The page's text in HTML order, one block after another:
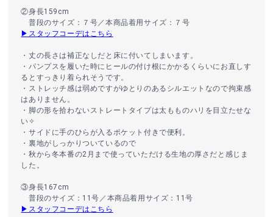
②身長159cm
普段のサイズ：７号／本商品着用サイズ：７号
▶スタッフコーデはこちら
・丈の長さは補正なしだと床に付いてしまいます。
・パンプスを履いた時にヒールの付け根にかかるくらいにお直しす
るとすっきり着られそうです。
・ストレッチ感は弱めですがゆとりのあるシルエットなので拘束感
はありません。
・脚の形を拾わないストレートタイプは太もものハリを目立たせな
い✧
・サイドに手のひらが入るポケット付きで便利。
・裏地がしっかりついているので
・秋から冬本番の2月まで使っていただける生地の厚さだと感じま
した。
③身長167cm
普段のサイズ：11号／本商品着用サイズ：11号
▶スタッフコーデはこちら